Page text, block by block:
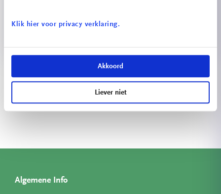
Klik hier voor privacy verklaring.
Akkoord
Liever niet
Energiescan
Bekijk meer projecten
Algemene Info